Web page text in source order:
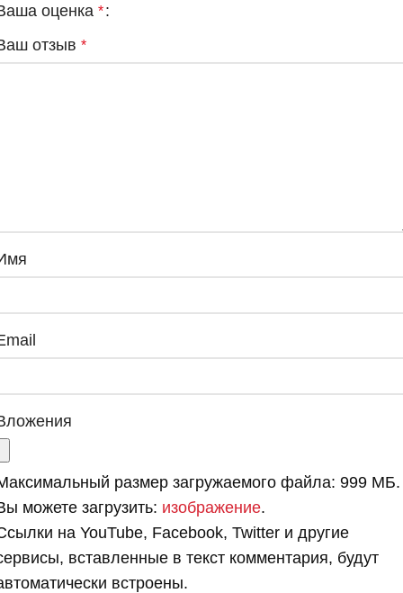
оценка *
отзыв *
размер загружаемого файла: 999 МБ.
можете загрузить: изображение.
на YouTube, Facebook, Twitter и другие
вставленные в текст комментария, будут
встроены.